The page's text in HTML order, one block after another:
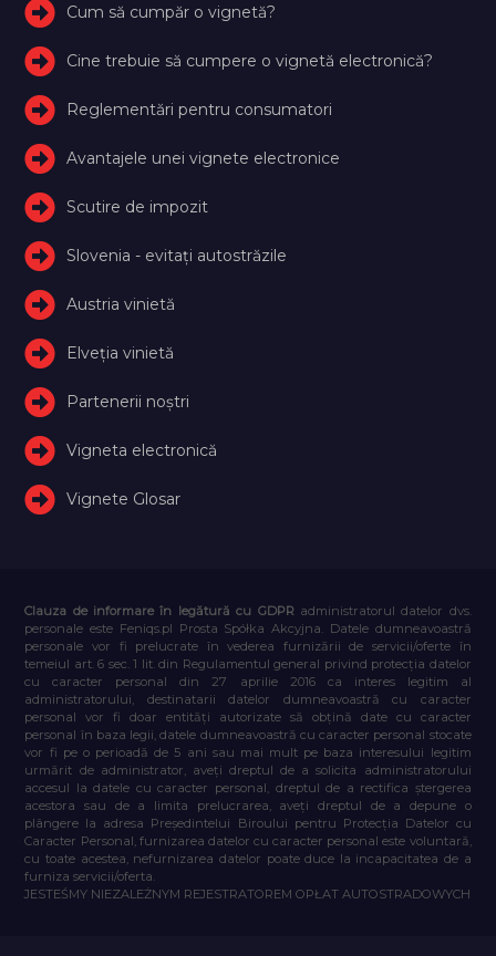
Cum să cumpăr o vignetă?
Cine trebuie să cumpere o vignetă electronică?
Reglementări pentru consumatori
Avantajele unei vignete electronice
Scutire de impozit
Slovenia - evitați autostrăzile
Austria vinietă
Elveţia vinietă
Partenerii noștri
Vigneta electronică
Vignete Glosar
Clauza de informare în legătură cu GDPR administratorul datelor dvs.
personale este Feniqs.pl Prosta Spółka Akcyjna. Datele dumneavoastră
personale vor fi prelucrate în vederea furnizării de servicii/oferte în
temeiul art. 6 sec. 1 lit. din Regulamentul general privind protecția datelor
cu caracter personal din 27 aprilie 2016 ca interes legitim al
administratorului, destinatarii datelor dumneavoastră cu caracter
personal vor fi doar entități autorizate să obțină date cu caracter
personal în baza legii, datele dumneavoastră cu caracter personal stocate
vor fi pe o perioadă de 5 ani sau mai mult pe baza interesului legitim
urmărit de administrator, aveți dreptul de a solicita administratorului
accesul la datele cu caracter personal, dreptul de a rectifica ștergerea
acestora sau de a limita prelucrarea, aveți dreptul de a depune o
plângere la adresa Președintelui Biroului pentru Protecția Datelor cu
Caracter Personal, furnizarea datelor cu caracter personal este voluntară,
cu toate acestea, nefurnizarea datelor poate duce la incapacitatea de a
furniza servicii/oferta.
JESTEŚMY NIEZALEŻNYM REJESTRATOREM OPŁAT AUTOSTRADOWYCH